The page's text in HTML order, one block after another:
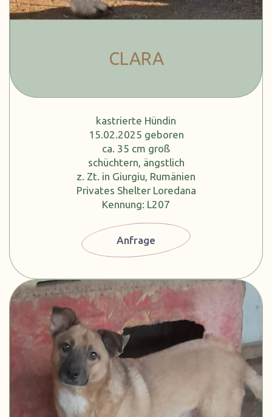
CLARA
kastrierte Hündin
15.02.2025 geboren
ca. 35 cm groß
schüchtern, ängstlich
z. Zt. in Giurgiu, Rumänien
Privates Shelter Loredana
Kennung: L207
Anfrage